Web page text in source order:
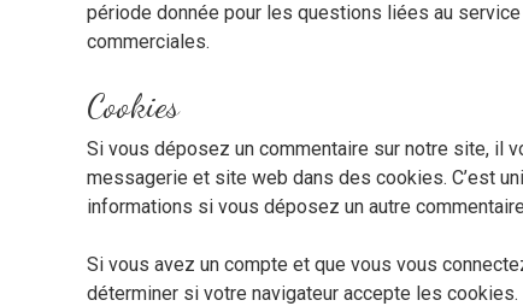
période donnée pour les questions liées au
commerciales.
Cookies
Si vous déposez un commentaire sur notre site, il
messagerie et site web dans des cookies. C’est
informations si vous déposez un autre
Si vous avez un compte et que vous vous
déterminer si votre navigateur accepte les